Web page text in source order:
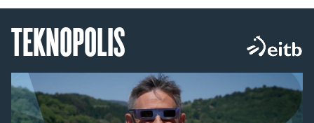
TEKNOPOLIS